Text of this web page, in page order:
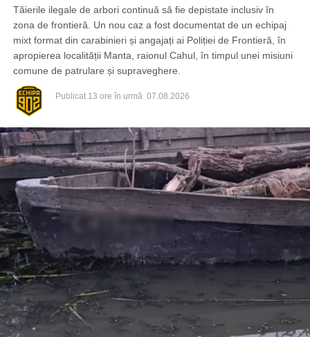
Din fericire, nimeni nu a avut de suferit, iar reprezentanții
comunității au mulțumit atât pompierilor din Drochia, cât și
localnicilor care au intervenit prompt și au contribuit la
limitarea pagubelor.
Tăierile ilegale de arbori continuă să fie depistate inclusiv în
zona de frontieră. Un nou caz a fost documentat de un echipaj
mixt format din carabinieri și angajați ai Poliției de Frontieră, în
apropierea localității Manta, raionul Cahul, în timpul unei misiuni
comune de patrulare și supraveghere.
Publicat 13 ore în urmă 07.08.2026